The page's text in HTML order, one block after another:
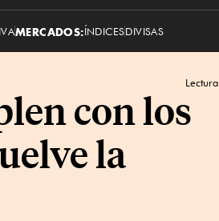
MERCADOS:ÍNDICESDIVISAS
Lectura
con los
la